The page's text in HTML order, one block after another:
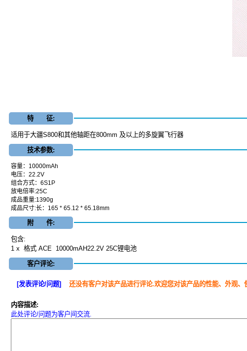
特 征:
适用于大疆S800和其他轴距在800mm 及以上的多旋翼飞行器
技术参数:
容量：10000mAh
电压：22.2V
组合方式：6S1P
放电倍率:25C
成品重量:1390g
成品尺寸:长：165 * 65.12 * 65.18mm
附 件:
包含:
1 x 格式 ACE 10000mAH22.2V 25C锂电池
客户评论:
[发表评论/问题] 还没有客户对该产品进行评论.欢迎您对该产品的性能、外观
内容描述:
此处评论/问题为客户间交流.